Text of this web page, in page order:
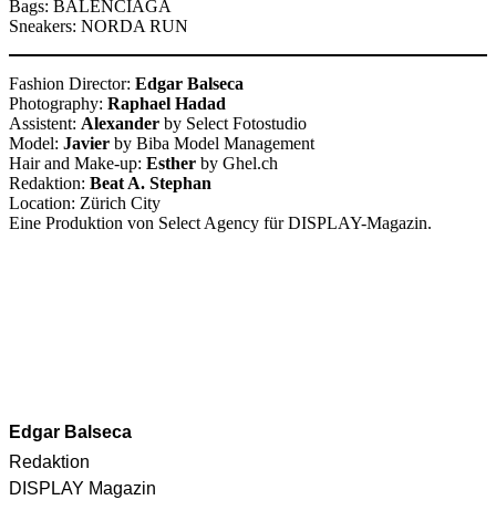
Bags: BALENCIAGA
Sneakers: NORDA RUN
Fashion Director: Edgar Balseca
Photography: Raphael Hadad
Assistent: Alexander by Select Fotostudio
Model: Javier by Biba Model Management
Hair and Make-up: Esther by Ghel.ch
Redaktion: Beat A. Stephan
Location: Zürich City
Eine Produktion von Select Agency für DISPLAY-Magazin.
Edgar Balseca
Redaktion
DISPLAY Magazin